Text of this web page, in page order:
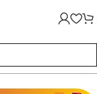
50 Nm, 1700 rpm